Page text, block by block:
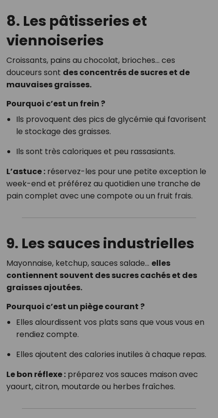
8. Les pâtisseries et
viennoiseries
Croissants, pains au chocolat, brioches… ces
douceurs sont des concentrés de sucres et de
mauvaises graisses.
Pourquoi c’est un frein ?
Ils provoquent des pics de glycémie qui favorisent
le stockage des graisses.
Ils sont très caloriques et peu rassasiants.
L’astuce :réservez-les pour une petite exception le
week-end et préférez au quotidien une tranche de
pain complet avec une compote ou un fruit frais.
9. Les sauces industrielles
Mayonnaise, ketchup, sauces salade… elles
contiennent souvent des sucres cachés et des
graisses ajoutées.
Pourquoi c’est un piège courant ?
Elles alourdissent vos plats sans que vous vous en
rendiez compte.
Elles ajoutent des calories inutiles à chaque repas.
Le bon réflexe :préparez vos sauces maison avec
yaourt, citron, moutarde ou herbes fraîches.